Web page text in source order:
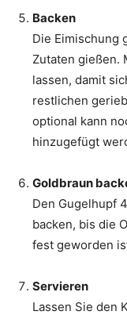
Backen
Die Eimischung
Zutaten gießen.
lassen, damit
restlichen
optional kann
hinzugefügt
Goldbraun
Den Gugelhupf
backen, bis die
fest geworden
Servieren
Lassen Sie den